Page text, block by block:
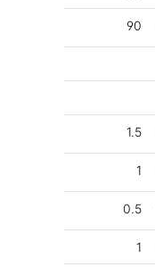
90
1.5
1
0.5
1